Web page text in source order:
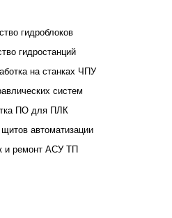
гидроблоков
гидростанций
на станках ЧПУ
систем
ПО для ПЛК
автоматизации
и ремонт АСУ ТП